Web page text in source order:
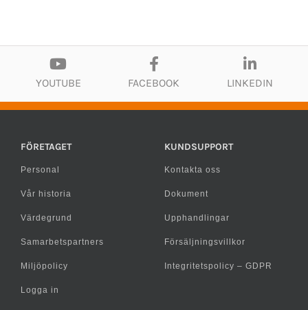
YOUTUBE FACEBOOK LINKEDIN
FÖRETAGET
Personal
Vår historia
Värdegrund
Samarbetspartners
Miljöpolicy
Logga in
KUNDSUPPORT
Kontakta oss
Dokument
Upphandlingar
Försäljningsvillkor
Integritetspolicy – GDPR